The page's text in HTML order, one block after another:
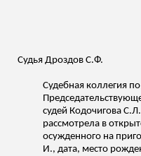
Судья Дроздов С.Ф.
Судебная коллегия
судей Кодочигова
рассмотрела в
осужденного на
И., дата, место